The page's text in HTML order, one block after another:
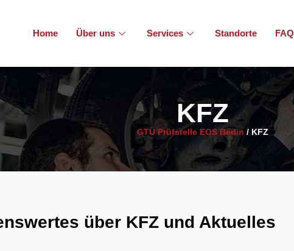
Home Über uns Services Standorte FAQ
KFZ
GTÜ Prüfstelle EOS Berlin/ KFZ
über KFZ und Aktuelles